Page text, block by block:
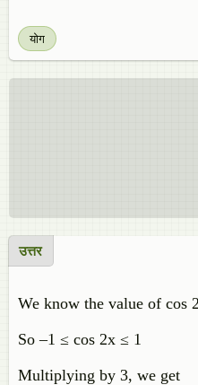
योग
उत्तर
We know the value of cos
So –1 ≤ cos 2x ≤ 1
Multiplying by 3, we get